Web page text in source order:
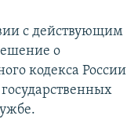
с действующим
о
кодекса России